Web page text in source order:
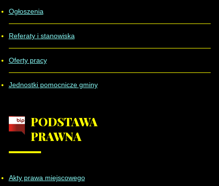
Fundusze zewnętrzne na lata
2014 - 2020
Regionalny Program
Ogłoszenia
Referaty i stanowiska
Oferty pracy
Jednostki pomocnicze gminy
PODSTAWA
PRAWNA
Akty prawa miejscowego